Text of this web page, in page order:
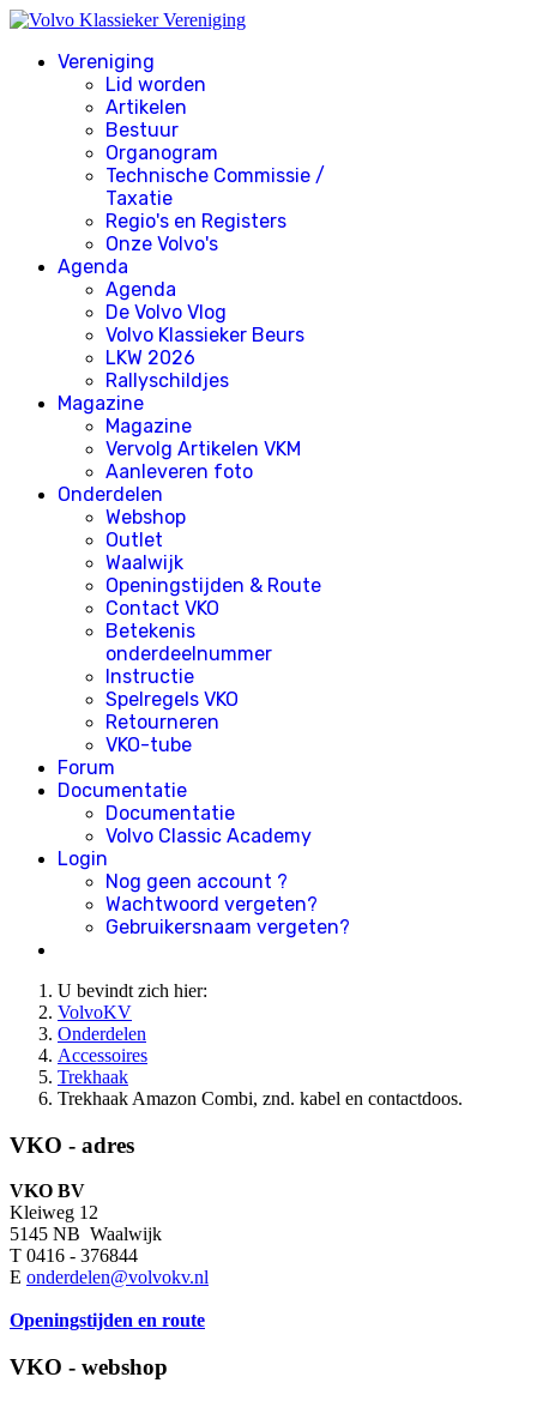
Vereniging
Lid worden
Artikelen
Bestuur
Organogram
Technische Commissie /
Taxatie
Regio's en Registers
Onze Volvo's
Agenda
Agenda
De Volvo Vlog
Volvo Klassieker Beurs
LKW 2026
Rallyschildjes
Magazine
Magazine
Vervolg Artikelen VKM
Aanleveren foto
Onderdelen
Webshop
Outlet
Waalwijk
Openingstijden & Route
Contact VKO
Betekenis
onderdeelnummer
Instructie
Spelregels VKO
Retourneren
VKO-tube
Forum
Documentatie
Documentatie
Volvo Classic Academy
Login
Nog geen account ?
Wachtwoord vergeten?
Gebruikersnaam vergeten?
U bevindt zich hier:
VolvoKV
Onderdelen
Accessoires
Trekhaak
Trekhaak Amazon Combi, znd. kabel en contactdoos.
VKO - adres
VKO BV
Kleiweg 12
5145 NB Waalwijk
T 0416 - 376844
E onderdelen@volvokv.nl
Openingstijden en route
VKO - webshop